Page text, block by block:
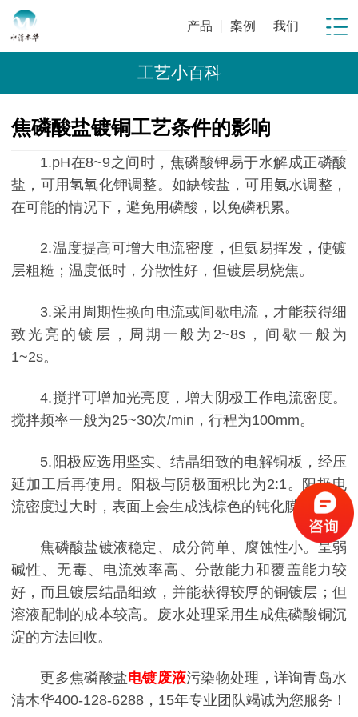
产品 案例 我们
工艺小百科
焦磷酸盐镀铜工艺条件的影响
1.pH在8~9之间时，焦磷酸钾易于水解成正磷酸
盐，可用氢氧化钾调整。如缺铵盐，可用氨水调整，
在可能的情况下，避免用磷酸，以免磷积累。
2.温度提高可增大电流密度，但氨易挥发，使镀
层粗糙；温度低时，分散性好，但镀层易烧焦。
3.采用周期性换向电流或间歇电流，才能获得细
致光亮的镀层，周期一般为2~8s，间歇一般为
1~2s。
4.搅拌可增加光亮度，增大阴极工作电流密度。
搅拌频率一般为25~30次/min，行程为100mm。
5.阳极应选用坚实、结晶细致的电解铜板，经压
延加工后再使用。阳极与阴极面积比为2:1。阳极电
流密度过大时，表面上会生成浅棕色的钝化膜。
焦磷酸盐镀液稳定、成分简单、腐蚀性小。呈弱
碱性、无毒、电流效率高、分散能力和覆盖能力较
好，而且镀层结晶细致，并能获得较厚的铜镀层；但
溶液配制的成本较高。废水处理采用生成焦磷酸铜沉
淀的方法回收。
更多焦磷酸盐电镀废液污染物处理，详询青岛水
清木华400-128-6288，15年专业团队竭诚为您服务！